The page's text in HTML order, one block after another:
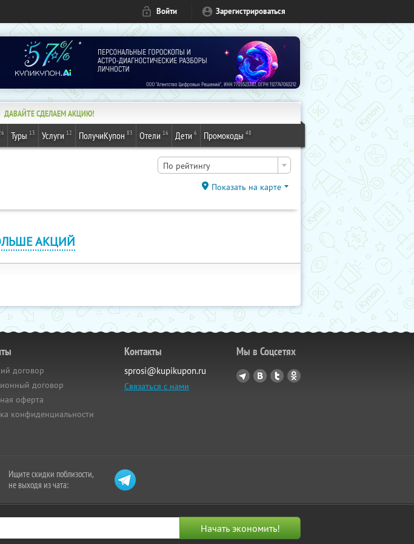
Войти Зарегистрироваться
ДАВАЙТЕ СДЕЛАЕМ АКЦИЮ!
Туры 13 Услуги 12 ПолучиКупон 83 Отели 16 Дети 6 Промокоды 48
По рейтингу
Показать на карте
АКЦИЙ
договор
договор
оферта
конфиденциальности
Контакты
sprosi@kupikupon.ru
Связаться с нами
Мы в Соцсетях
Ищите скидки поблизости,
не выходя из чата: